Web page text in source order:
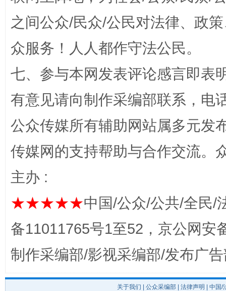
千年窑火 生生不息 一
之间公众/民众/公民对法律、政
众服务！人人都作守法公民。
七、参与本网发表评论感言即表
有意见请向制作采编部联系，电
公众传媒所有辅助网站属多元发
传媒网的支持帮助与合作交流。
主办 :
★★★★★中国/公众/公共/全民/
备11011765号1至52，京公网安
制作采编部/影视采编部/发布广
关于我们 公众采编部 法律声明 | 中国